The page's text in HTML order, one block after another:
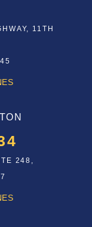
11TH
248,